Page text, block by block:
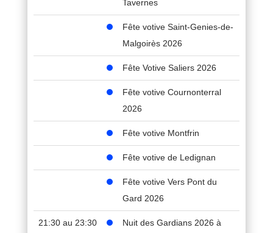
Tavernes
Fête votive Saint-Genies-de-
Malgoirès 2026
Fête Votive Saliers 2026
Fête votive Cournonterral
2026
Fête votive Montfrin
Fête votive de Ledignan
Fête votive Vers Pont du
Gard 2026
21:30 au 23:30
Nuit des Gardians 2026 à